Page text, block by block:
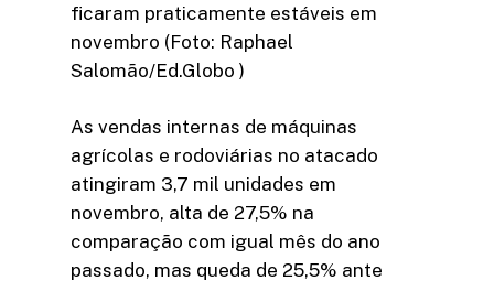
ficaram praticamente estáveis em
novembro (Foto: Raphael
Salomão/Ed.Globo )
As vendas internas de máquinas
agrícolas e rodoviárias no atacado
atingiram 3,7 mil unidades em
novembro, alta de 27,5% na
comparação com igual mês do ano
passado, mas queda de 25,5% ante